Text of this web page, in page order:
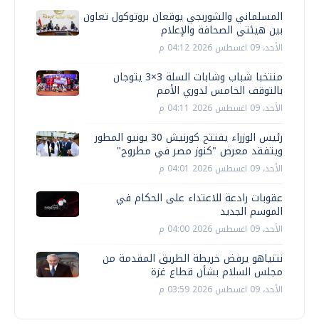
المسلماني والشوربجي يوقعان بروتوكول تعاون
بين هيئتي الصحافة والإعلام
الأحد، 09 اغسطس 2026 04:12 م
منتخبا شباب وشابات السلة 3×3 يتوجان
بالتوقف الخامس لدوري الأمم
الأحد، 09 اغسطس 2026 04:11 م
رئيس الوزراء يفتتح كورنيش 30 يونيو المطور
ويتفقد معرض "كنوز مصر في مطروح"
الأحد، 09 اغسطس 2026 04:01 م
عقوبات رادعة للاعتداء على الحكام في
الموسم الجديد
الأحد، 09 اغسطس 2026 04:00 م
نتنياهو يرفض خريطة الطريق المقدمة من
مجلس السلام بشأن قطاع غزة
الأحد، 09 اغسطس 2026 03:59 م